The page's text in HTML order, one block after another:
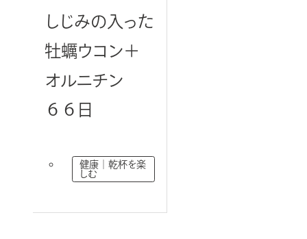
しじみの入った
牡蠣ウコン＋
オルニチン
６６日
健康｜乾杯を楽
しむ